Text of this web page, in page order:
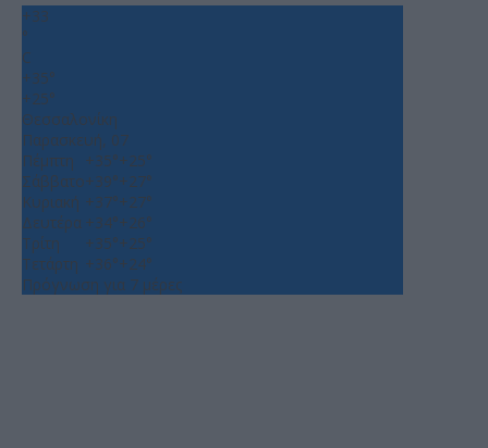
+33
°
C
+35°
+25°
Θεσσαλονίκη
Παρασκευή, 07
Πέμπτη
+35°+25°
Σάββατο+39°+27°
Κυριακή +37°+27°
Δευτέρα +34°+26°
Τρίτη
+35°+25°
Τετάρτη +36°+24°
Πρόγνωση για 7 μέρες